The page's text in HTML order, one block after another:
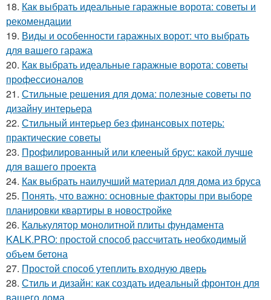
18. Как выбрать идеальные гаражные ворота: советы и
рекомендации
19. Виды и особенности гаражных ворот: что выбрать
для вашего гаража
20. Как выбрать идеальные гаражные ворота: советы
профессионалов
21. Стильные решения для дома: полезные советы по
дизайну интерьера
22. Стильный интерьер без финансовых потерь:
практические советы
23. Профилированный или клееный брус: какой лучше
для вашего проекта
24. Как выбрать наилучший материал для дома из бруса
25. Понять, что важно: основные факторы при выборе
планировки квартиры в новостройке
26. Калькулятор монолитной плиты фундамента
KALK.PRO: простой способ рассчитать необходимый
объем бетона
27. Простой способ утеплить входную дверь
28. Стиль и дизайн: как создать идеальный фронтон для